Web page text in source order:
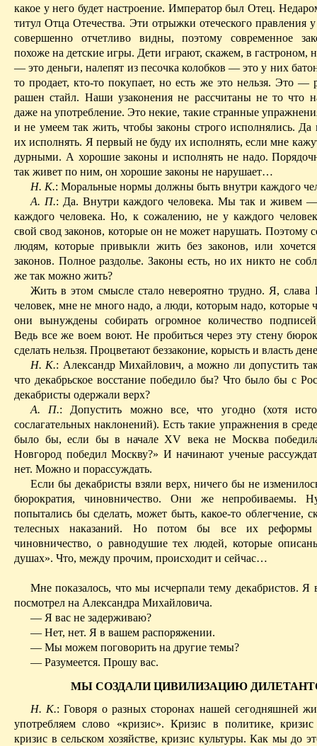
какое у него будет настроение. Император был Отец.
титул Отца Отечества. Эти отрыжки отеческого правления
совершенно отчетливо видны, поэтому современное
похоже на детские игры. Дети играют, скажем, в гастроном,
— это деньги, налепят из песочка колобков — это у них
то продает, кто-то покупает, но есть же это нельзя. Это —
рашен стайл. Наши узаконения не рассчитаны нето что
даже на употребление. Это некие, такие странные
и не умеем так жить, чтобы законы строго исполнялись.
их исполнять. Я первый не буду их исполнять, если мне
дурными. А хорошие законы и исполнять не надо.
так живет по ним, он хорошие законы не нарушает…
Н. К.: Моральные нормы должны быть внутри каждого
А. П.: Да. Внутри каждого человека. Мы так и живем —
каждого человека. Но, к сожалению, не у каждого
свой свод законов, которые он не может нарушать. Поэтому
людям, которые привыкли жить без законов, или
законов. Полное раздолье. Законы есть, но их никто не
же так можно жить?
Жить в этом смысле стало невероятно трудно. Я, слава
человек, мне не много надо, а люди, которым надо, которые
они вынуждены собирать огромное количество
Ведь все же воем воют. Не пробиться через эту стену
сделать нельзя. Процветают беззаконие, корысть и власть
Н. К.: Александр Михайлович, а можно ли допустить
что декабрьское восстание победило бы? Что было бы с
декабристы одержали верх?
А. П.: Допустить можно все, что угодно (хотя
сослагательных наклонений). Есть такие упражнения в
было бы, если бы в начале XV века не Москва
Новгород победил Москву?» И начинают ученые
нет. Можно и порассуждать.
Если бы декабристы взяли верх, ничего бы не
бюрократия, чиновничество. Они же непробиваемы.
попытались бы сделать, может быть, какое-то облегчение,
телес­ных наказаний. Но потом бы все их реформы
чиновничество, о равнодушие тех людей, которые
душах». Что, между прочим, происходит и сейчас…
Мне показалось, что мы исчерпали тему декабристов. Я
посмотрел на Александра Михайловича.
— Я вас не задерживаю?
— Нет, нет. Я в вашем распоряжении.
— Мы можем поговорить на другие темы?
— Разумеется. Прошу вас.
МЫ СОЗДАЛИ ЦИВИЛИЗАЦИЮ
Н. К.: Говоря о разных сторонах нашей сегодняшней
употребляем слово «кризис». Кризис в политике,
кризис в сельском хозяйстве, кризис культуры. Как мы до